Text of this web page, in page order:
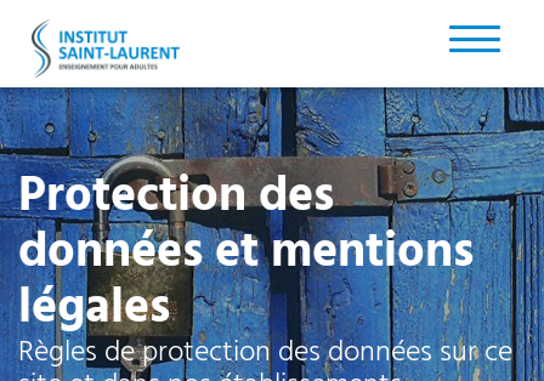
Protection des
données et mentions
légales
Règles de protection des données sur ce